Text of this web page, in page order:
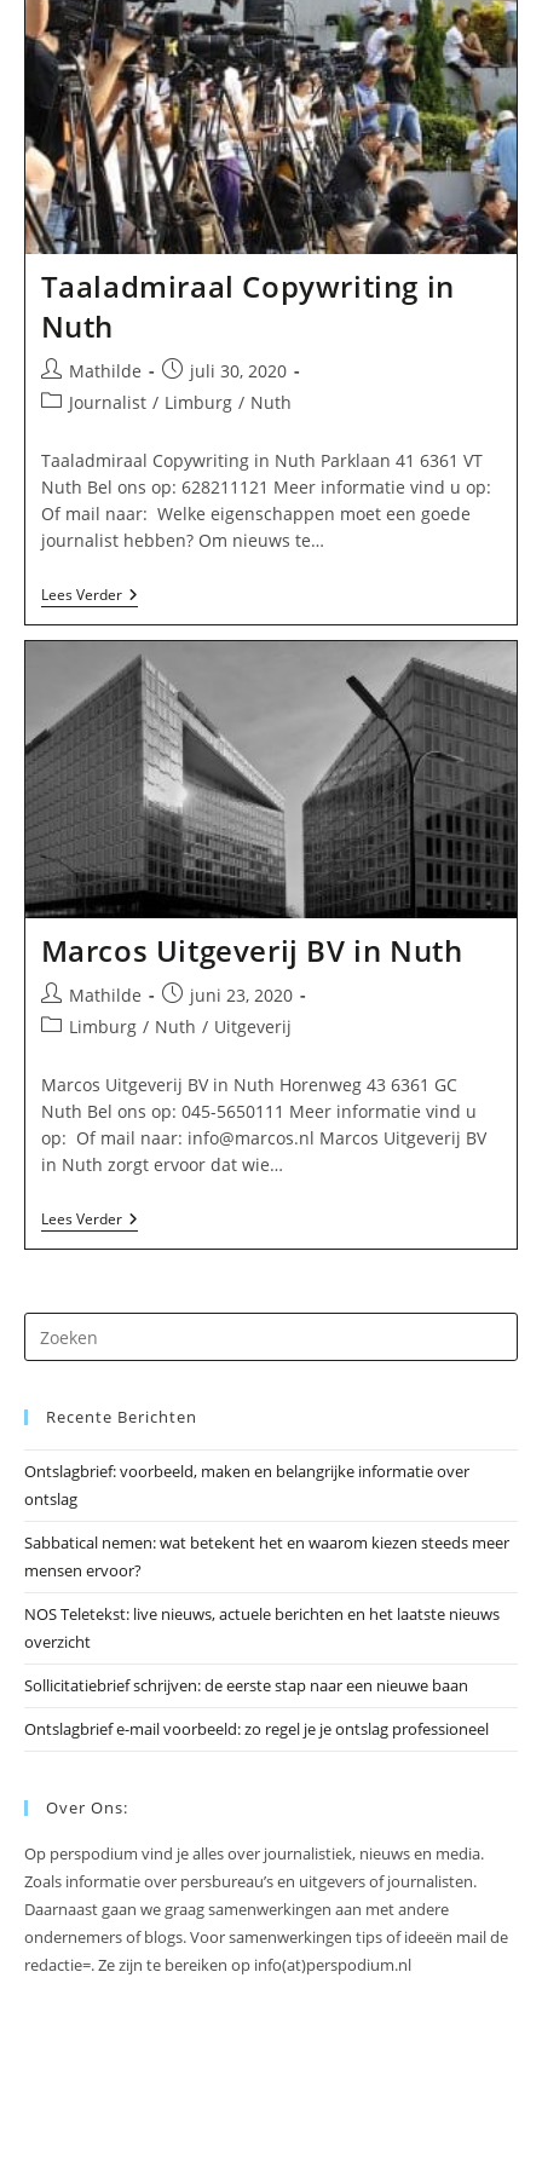
Taaladmiraal Copywriting in
Nuth
Bericht
auteur:
Mathilde
Bericht
gepubliceerd
juli 30, 2020
Berichtcategorie:
Journalist / Limburg / Nuth
Taaladmiraal Copywriting in Nuth Parklaan 41 6361 VT
Nuth Bel ons op: 628211121 Meer informatie vind u op:
Of mail naar: Welke eigenschappen moet een goede
journalist hebben? Om nieuws te…
Lees VerderTaaladmiraal
Copywriting
Nuth
Marcos Uitgeverij BV in Nuth
Bericht
auteur:
Mathilde
Bericht
gepubliceerd
juni 23, 2020
Berichtcategorie:
Limburg / Nuth / Uitgeverij
Marcos Uitgeverij BV in Nuth Horenweg 43 6361 GC
Nuth Bel ons op: 045-5650111 Meer informatie vind u
op: Of mail naar: info@marcos.nl Marcos Uitgeverij BV
in Nuth zorgt ervoor dat wie…
Lees VerderMarcos
Uitgeverij
BV
op
Recente Berichten
Ontslagbrief: voorbeeld, maken en belangrijke informatie over
ontslag
Sabbatical nemen: wat betekent het en waarom kiezen steeds meer
mensen ervoor?
NOS Teletekst: live nieuws, actuele berichten en het laatste nieuws
overzicht
Sollicitatiebrief schrijven: de eerste stap naar een nieuwe baan
Ontslagbrief e-mail voorbeeld: zo regel je je ontslag professioneel
Over Ons:
Op perspodium vind je alles over journalistiek, nieuws en media.
Zoals informatie over persbureau’s en uitgevers of journalisten.
Daarnaast gaan we graag samenwerkingen aan met andere
ondernemers of blogs. Voor samenwerkingen tips of ideeën mail de
redactie=. Ze zijn te bereiken op info(at)perspodium.nl